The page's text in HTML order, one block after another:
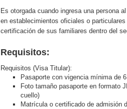
Es otorgada cuando ingresa una persona
en establecimientos oficiales o
certificación de sus familiares dentro del
Requisitos:
Requisitos (Visa Titular):
Pasaporte con vigencia mínima de
Foto tamaño pasaporte en formato
cuello)
Matrícula o certificado de admisión